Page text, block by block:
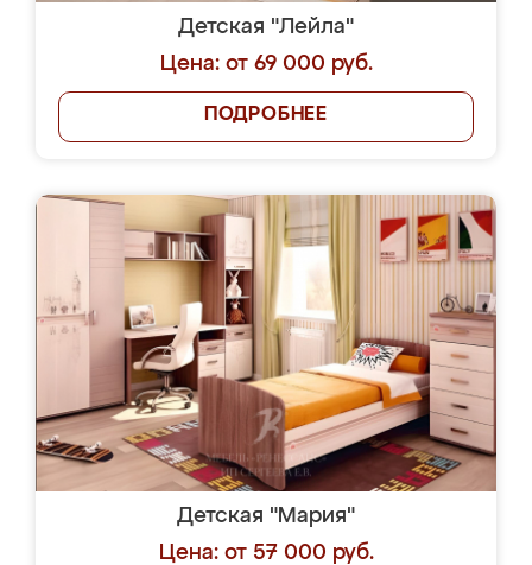
Детская "Лейла"
Цена: от 69 000 руб.
ПОДРОБНЕЕ
Детская "Мария"
Цена: от 57 000 руб.